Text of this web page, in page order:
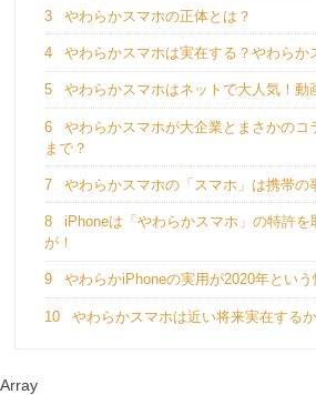
3 やわらかスマホの正体とは？
4 やわらかスマホは実在する？やわらか
5 やわらかスマホはネットで大人気！動
6
やわらかスマホが大企業とまさかのコ
まで？
7 やわらかスマホの「スマホ」は携帯の
8
iPhoneは「やわらかスマホ」の特許を
が！
9 やわらかiPhoneの実用が2020年という
10 やわらかスマホは近い将来実在する
Array